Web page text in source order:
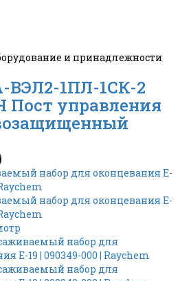
и принадлежности
ВЭЛ2-1ПЛ-1СК-2
Пост управления